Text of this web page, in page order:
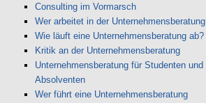
Consulting im Vormarsch
Wer arbeitet in der Unternehmensberatung
Wie läuft eine Unternehmensberatung ab?
Kritik an der Unternehmensberatung
Unternehmensberatung für Studenten und
Absolventen
Wer führt eine Unternehmensberatung